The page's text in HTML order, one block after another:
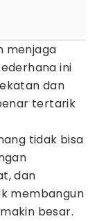
menjaga
ini
dan
tertarik
tidak bisa
dan
membangun
besar.